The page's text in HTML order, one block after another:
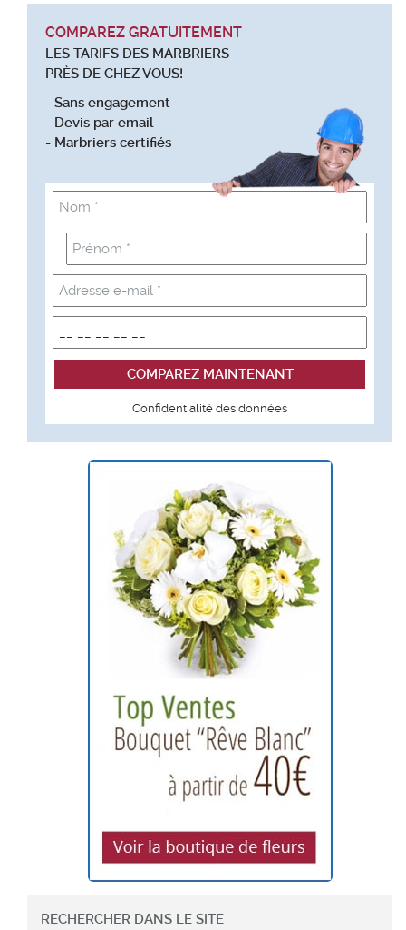
COMPAREZ GRATUITEMENT
LES TARIFS DES MARBRIERS
PRÈS DE CHEZ VOUS!
- Sans engagement
- Devis par email
- Marbriers certifiés
Confidentialité des données
RECHERCHER DANS LE SITE